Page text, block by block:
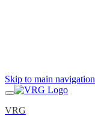
Skip to main navigation
VRG